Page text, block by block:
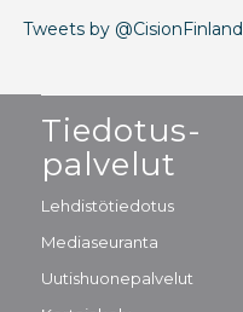
Tweets by @CisionFinland
Tiedotus-
palvelut
Lehdistötiedotus
Mediaseuranta
Uutishuonepalvelut